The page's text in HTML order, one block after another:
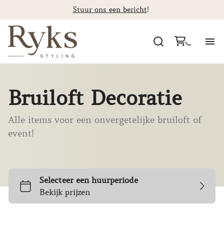
Stuur ons een bericht!
Bruiloft Decoratie
Alle items voor een onvergetelijke bruiloft of
event!